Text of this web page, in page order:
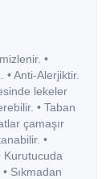
•
• Anti-Alerjiktir.
lekeler
• Taban
çamaşır
•
Kurutucuda
Sıkmadan